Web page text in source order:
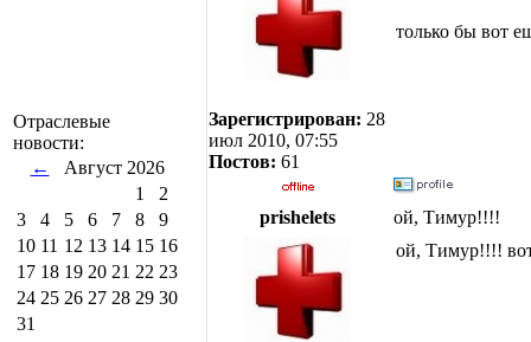
Отраслевые
новости:
←
Август 2026
1
2
3
4 5 6 7 8
9
10 11 12 13 14 15 16
17 18 19 20 21 22 23
24 25 26 27 28 29 30
31
Зарегистрирован: 28
июл 2010, 07:55
Постов: 61
только бы вот
prishelets ой, Тимур!!!!
ой, Тимур!!!!